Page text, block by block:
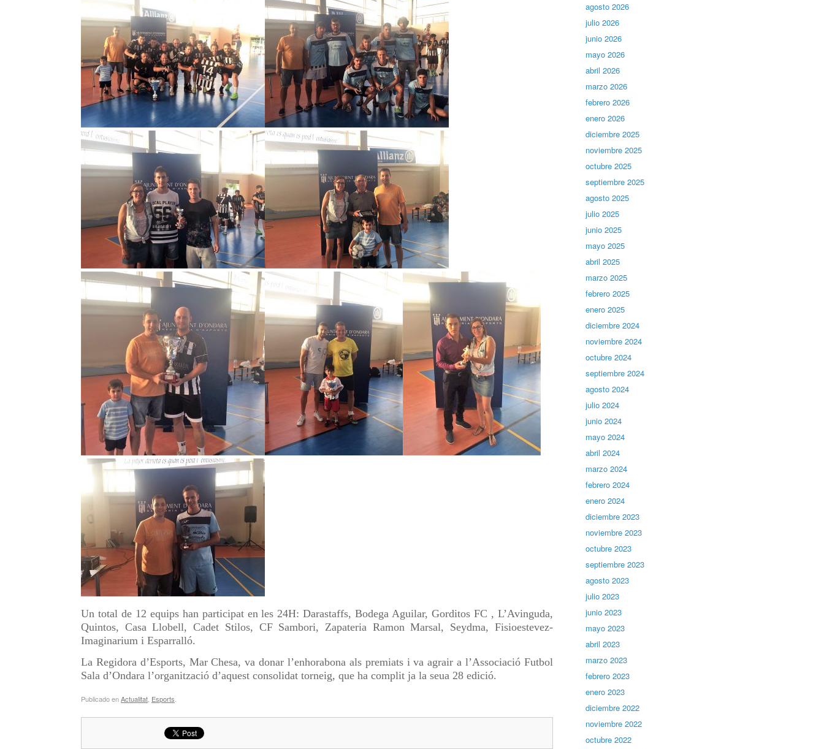
Un total de 12 equips han participat en les 24H: Darastaffs, Bodega Aguilar, Gorditos FC , L’Avinguda,
Quintos, Casa Llobell, Cadet Stilos, CF Sambori, Zapateria Ramon Marsal, Seydma, Fisioestevez-
Imaginarium i Esparralló.
La Regidora d’Esports, Mar Chesa, va donar l’enhorabona als premiats i va agrair a l’Associació Futbol
Sala d’Ondara l’organització d’aquest consolidat torneig, que ha complit ja la seua 28 edició.
Publicado enActualitat Esports
agosto 2026
julio 2026
junio 2026
mayo 2026
abril 2026
marzo 2026
febrero 2026
enero 2026
diciembre 2025
noviembre 2025
octubre 2025
septiembre 2025
agosto 2025
julio 2025
junio 2025
mayo 2025
abril 2025
marzo 2025
febrero 2025
enero 2025
diciembre 2024
noviembre 2024
octubre 2024
septiembre 2024
agosto 2024
julio 2024
junio 2024
mayo 2024
abril 2024
marzo 2024
febrero 2024
enero 2024
diciembre 2023
noviembre 2023
octubre 2023
septiembre 2023
agosto 2023
julio 2023
junio 2023
mayo 2023
abril 2023
marzo 2023
febrero 2023
enero 2023
diciembre 2022
noviembre 2022
octubre 2022